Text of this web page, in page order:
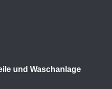
und Waschanlage